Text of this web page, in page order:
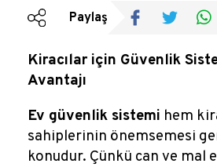
Bültenler
Reklamlar
Blog
Paylaş
Kiracılar için Güvenlik
Avantajı
Ev güvenlik sistemi hem
sahiplerinin önemsemesi
konudur. Çünkü can ve mal